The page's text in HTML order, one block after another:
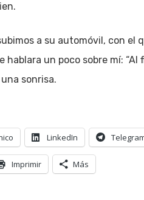
a su automóvil, con el
un poco sobre mí: “Al
sonrisa.
LinkedIn
Imprimir Más